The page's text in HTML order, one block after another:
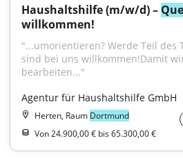
Haushaltshilfe (m/w/d) –
willkommen!
"...umorientieren? Werde Teil des
sind bei uns willkommen!Damit
bearbeiten..."
Agentur für Haushaltshilfe GmbH
Herten, Raum Dortmund
Von 24.900,00 € bis 65.300,00 €